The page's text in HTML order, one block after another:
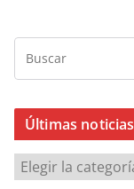
Últimas noticias
Ú